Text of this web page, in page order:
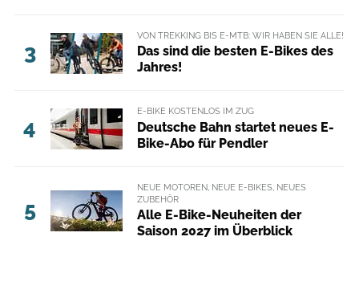
3
VON TREKKING BIS E-MTB: WIR HABEN SIE ALLE!
Das sind die besten E-Bikes des
Jahres!
4
E-BIKE KOSTENLOS IM ZUG
Deutsche Bahn startet neues E-
Bike-Abo für Pendler
5
NEUE MOTOREN, NEUE E-BIKES, NEUES
ZUBEHÖR
Alle E-Bike-Neuheiten der
Saison 2027 im Überblick